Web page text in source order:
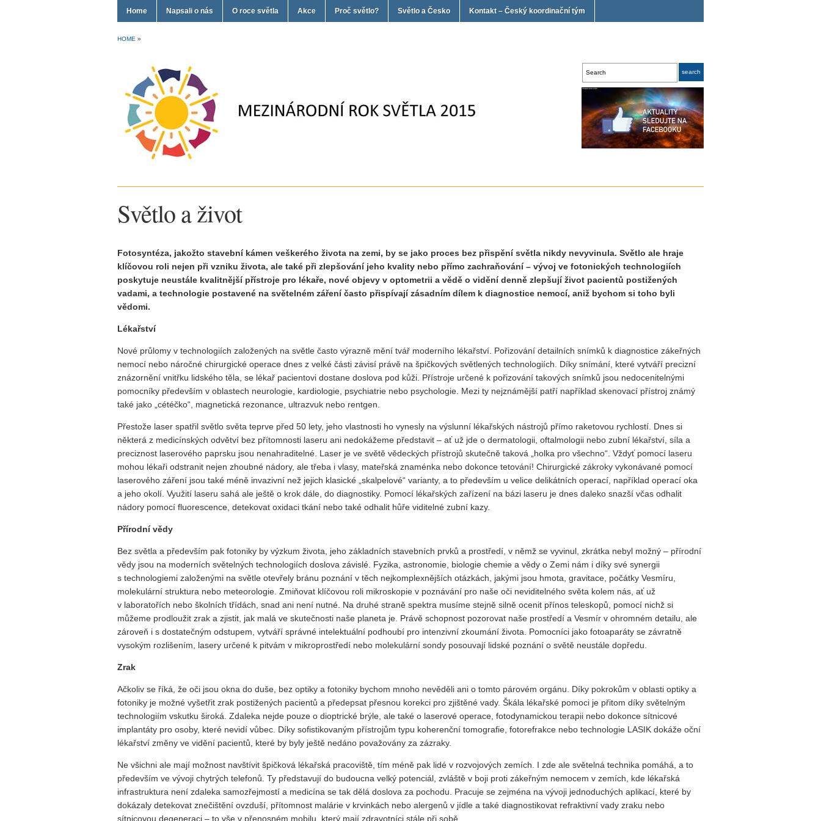
Home Napsali o nás O roce světla Akce Proč světlo? Světlo a Česko Kontakt – Český koordinační tým
HOME »
Světlo a život
Fotosyntéza, jakožto stavební kámen veškerého života na zemi, by se jako proces bez přispění světla nikdy nevyvinula. Světlo ale hraje
klíčovou roli nejen při vzniku života, ale také při zlepšování jeho kvality nebo přímo zachraňování – vývoj ve fotonických technologiích
poskytuje neustále kvalitnější přístroje pro lékaře, nové objevy v optometrii a vědě o vidění denně zlepšují život pacientů postižených
vadami, a technologie postavené na světelném záření často přispívají zásadním dílem k diagnostice nemocí, aniž bychom si toho byli
vědomi.
Lékařství
Nové průlomy v technologiích založených na světle často výrazně mění tvář moderního lékařství. Pořizování detailních snímků k diagnostice zákeřných
nemocí nebo náročné chirurgické operace dnes z velké části závisí právě na špičkových světlených technologiích. Díky snímání, které vytváří precizní
znázornění vnitřku lidského těla, se lékař pacientovi dostane doslova pod kůži. Přístroje určené k pořizování takových snímků jsou nedocenitelnými
pomocníky především v oblastech neurologie, kardiologie, psychiatrie nebo psychologie. Mezi ty nejznámější patří například skenovací přístroj známý
také jako „cétéčko“, magnetická rezonance, ultrazvuk nebo rentgen.
Přestože laser spatřil světlo světa teprve před 50 lety, jeho vlastnosti ho vynesly na výslunní lékařských nástrojů přímo raketovou rychlostí. Dnes si
některá z medicínských odvětví bez přítomnosti laseru ani nedokážeme představit – ať už jde o dermatologii, oftalmologii nebo zubní lékařství, síla a
preciznost laserového paprsku jsou nenahraditelné. Laser je ve světě vědeckých přístrojů skutečně taková „holka pro všechno“. Vždyť pomocí laseru
mohou lékaři odstranit nejen zhoubné nádory, ale třeba i vlasy, mateřská znaménka nebo dokonce tetování! Chirurgické zákroky vykonávané pomocí
laserového záření jsou také méně invazivní než jejich klasické „skalpelové“ varianty, a to především u velice delikátních operací, například operací oka
a jeho okolí. Využití laseru sahá ale ještě o krok dále, do diagnostiky. Pomocí lékařských zařízení na bázi laseru je dnes daleko snazší včas odhalit
nádory pomocí fluorescence, detekovat oxidaci tkání nebo také odhalit hůře viditelné zubní kazy.
Přírodní vědy
Bez světla a především pak fotoniky by výzkum života, jeho základních stavebních prvků a prostředí, v němž se vyvinul, zkrátka nebyl možný – přírodní
vědy jsou na moderních světelných technologiích doslova závislé. Fyzika, astronomie, biologie chemie a vědy o Zemi nám i díky své synergii
s technologiemi založenými na světle otevřely bránu poznání v těch nejkomplexnějších otázkách, jakými jsou hmota, gravitace, počátky Vesmíru,
molekulární struktura nebo meteorologie. Zmiňovat klíčovou roli mikroskopie v poznávání pro naše oči neviditelného světa kolem nás, ať už
v laboratořích nebo školních třídách, snad ani není nutné. Na druhé straně spektra musíme stejně silně ocenit přínos teleskopů, pomocí nichž si
můžeme prodloužit zrak a zjistit, jak malá ve skutečnosti naše planeta je. Právě schopnost pozorovat naše prostředí a Vesmír v ohromném detailu, ale
zároveň i s dostatečným odstupem, vytváří správné intelektuální podhoubí pro intenzivní zkoumání života. Pomocníci jako fotoaparáty se závratně
vysokým rozlišením, lasery určené k pitvám v mikroprostředí nebo molekulární sondy posouvají lidské poznání o světě neustále dopředu.
Zrak
Ačkoliv se říká, že oči jsou okna do duše, bez optiky a fotoniky bychom mnoho nevěděli ani o tomto párovém orgánu. Díky pokrokům v oblasti optiky a
fotoniky je možné vyšetřit zrak postižených pacientů a předepsat přesnou korekci pro zjištěné vady. Škála lékařské pomoci je přitom díky světelným
technologiím vskutku široká. Zdaleka nejde pouze o dioptrické brýle, ale také o laserové operace, fotodynamickou terapii nebo dokonce sítnicové
implantáty pro osoby, které nevidí vůbec. Díky sofistikovaným přístrojům typu koherenční tomografie, fotorefrakce nebo technologie LASIK dokáže oční
lékařství změny ve vidění pacientů, které by byly ještě nedáno považovány za zázraky.
Ne všichni ale mají možnost navštívit špičková lékařská pracoviště, tím méně pak lidé v rozvojových zemích. I zde ale světelná technika pomáhá, a to
především ve vývoji chytrých telefonů. Ty představují do budoucna velký potenciál, zvláště v boji proti zákeřným nemocem v zemích, kde lékařská
infrastruktura není zdaleka samozřejmostí a medicína se tak dělá doslova za pochodu. Pracuje se zejména na vývoji jednoduchých aplikací, které by
dokázaly detekovat znečištění ovzduší, přítomnost malárie v krvinkách nebo alergenů v jídle a také diagnostikovat refraktivní vady zraku nebo
sítnicovou degeneraci – to vše v přenosném mobilu, který mají zdravotníci stále při sobě.